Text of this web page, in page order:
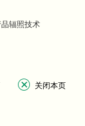
辐照技术